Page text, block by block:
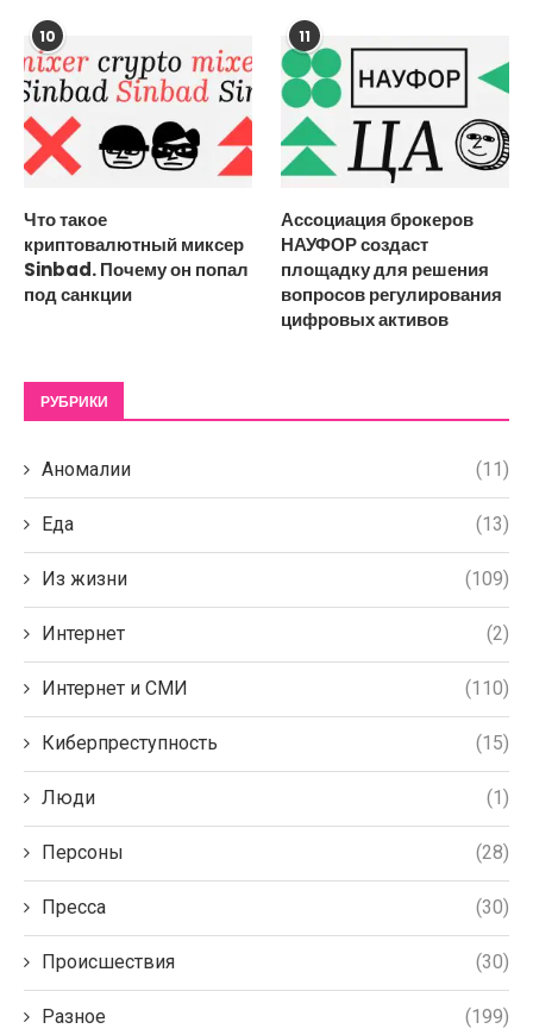
10
Что такое
криптовалютный миксер
Sinbad. Почему он попал
под санкции
11
Ассоциация брокеров
НАУФОР создаст
площадку для решения
вопросов регулирования
цифровых активов
РУБРИКИ
Аномалии (11)
Еда (13)
Из жизни (109)
Интернет (2)
Интернет и СМИ (110)
Киберпреступность (15)
Люди (1)
Персоны (28)
Пресса (30)
Происшествия (30)
Разное (199)